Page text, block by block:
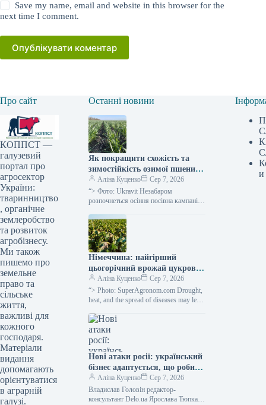
Save my name, email and website in this browser for the
next time I comment.
Опублікувати коментар
Про сайт
КОППСТ —
галузевий
портал про
агросектор
України:
тваринництво
, органічне
землеробство
та розвиток
агробізнесу.
Ми також
пишемо про
земельне
право та
сільське
життя,
важливі для
кожного
господаря.
Матеріали
видання
допомагають
орієнтуватися
в аграрній
галузі.
Останні новини
Як покращити схожість та
зимостійкість озимої пшениці,
роз’яснили в Ukravit —
SuperAgronom.com
Аліна Куценко
Сер 7, 2026
“> Фото: Ukravit Незабаром
розпочнеться осіння посівна кампанія
паралельно з традиційним
підживленням, спеціалісти компанії
Ukravit
Німеччина: найгірший
цьогорічний врожай цукрових
буряків — SuperAgronom.com
Аліна Куценко
Сер 7, 2026
“> Photo: SuperAgronom.com Drought,
heat, and the spread of diseases may lead
Southern…
Нові атаки росії: український
бізнес адаптується, що робити
даліАліна Куценко
Сер 7, 2026
Владислав Головін редактор-
консультант Delo.ua Ярослава Тюпка
и